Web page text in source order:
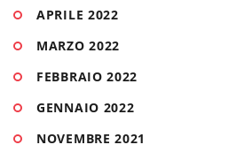
APRILE 2022
MARZO 2022
FEBBRAIO 2022
GENNAIO 2022
NOVEMBRE 2021